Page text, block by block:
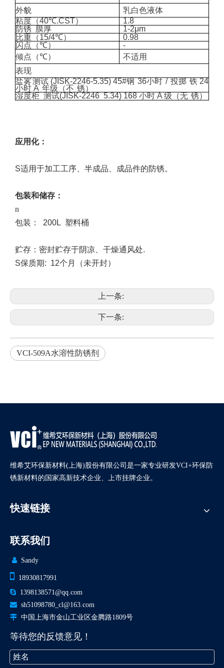
外貌
乳白色液体
粘度 （40℃.CST）
1.8
防锈 膜厚 1-2μm
比重 （15/4℃）
0.98
闪点 （℃）
-
倾点 （℃）
不适用
表现
盐雾测试 (JISK-2246-5.35) 45#钢 36小时 / 投掷 铁 24
小时 A 年级 （不 锈）
湿度柜 测试(JISK-2246 5.34) 168 小时 A 级（无 锈）
应用化：
S适用于加工工序、半成品、成品件的防锈。
包装和储存 ：
n
包装：
200L 塑料桶
贮存：密封贮存于阴凉、干燥通风处.
S保质期: 12个月（未开封）
上一条:
下一条:
VCI-509A水溶性防锈剂
维希艾环保新材料(上海)股份有限公司是一家专业研发VCI+环保防
锈新材料的国家高新技术企业、上市挂牌企业。
快速链接
联系我们
 Sandy
 18930817991
 1398138571@qq.com
 sh51098780_cl@163.com
 中国上海市金山工业区金腾路1809号
等待您的反馈意见！